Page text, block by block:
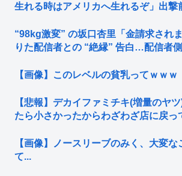
生れる時はアメリカへ生れるぞ」出撃
“98kg激変” の坂口杏里「金請求され
りた配信者との “絶縁” 告白…配信者
【画像】このレベルの貧乳ってｗｗｗ
【悲報】デカイファミチキ(増量のヤ
たら小さかったからわざわざ店に戻っ
【画像】ノースリーブのみく、大変
て...